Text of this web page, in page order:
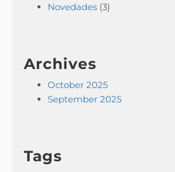
Novedades (3)
Archives
October 2025
September 2025
Tags